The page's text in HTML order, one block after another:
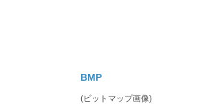
BMP
(ビットマップ画像)